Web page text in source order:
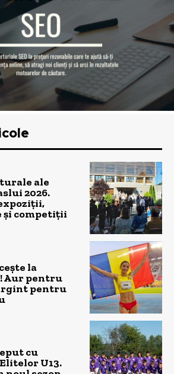
ale
2026.
și competiții
la
Aur pentru
pentru
cu
U13.